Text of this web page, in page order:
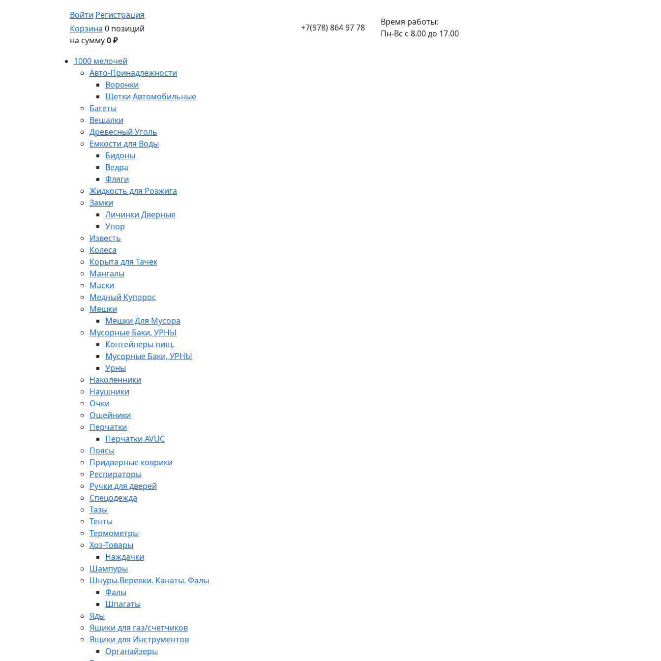
Войти Регистрация
Корзина 0 позиций
на сумму0 ₽
+7(978) 864 97 78
Время работы:
Пн-Вс с 8.00 до 17.00
1000 мелочей
Авто-Принадлежности
Воронки
Щетки Автомобильные
Багеты
Вешалки
Древесный Уголь
Емкости для Воды
Бидоны
Ведра
Фляги
Жидкость для Розжига
Замки
Личинки Дверные
Упор
Известь
Колеса
Корыта для Тачек
Мангалы
Маски
Медный Купорос
Мешки
Мешки Для Мусора
Мусорные Баки, УРНЫ
Контейнеры пищ.
Мусорные Баки, УРНЫ
Урны
Наколенники
Наушники
Очки
Ошейники
Перчатки
Перчатки AVUC
Поясы
Придверные коврики
Респираторы
Ручки для дверей
Спецодежда
Тазы
Тенты
Термометры
Хоз-Товары
Наждачки
Шампуры
Шнуры.Веревки. Канаты. Фалы
Фалы
Шпагаты
Яды
Ящики для газ/счетчиков
Ящики для Инструментов
Органайзеры